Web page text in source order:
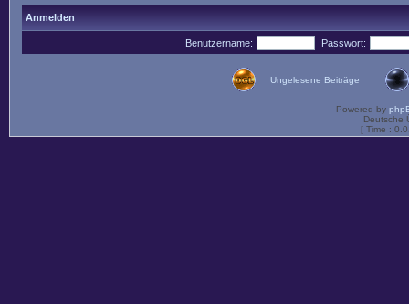
Anmelden
Benutzername: Passwort:
Ungelesene Beiträge
Powered by
Deutsche
[ Time :